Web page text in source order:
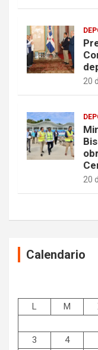
20
20
Calendario
L M
3
4